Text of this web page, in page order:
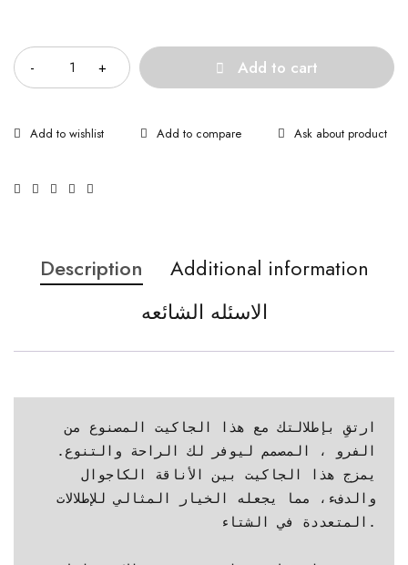
Add to cart
Ask about product
Description
Additional information
الاسئله الشائعه
ارتقِ بإطلالتك مع هذا الجاكيت المصنوع من
المتعددة في الشتاء.